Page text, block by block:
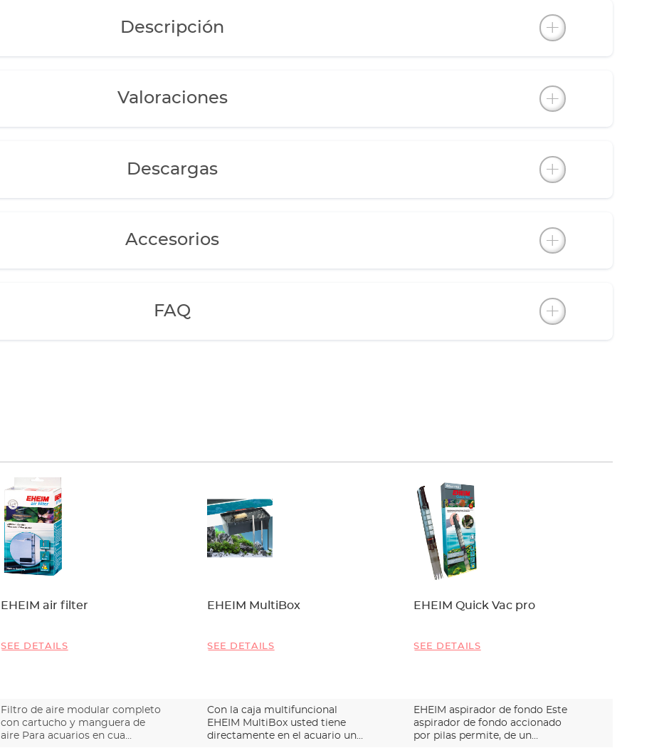
Descripción
Valoraciones
Descargas
Accesorios
FAQ
EHEIM air filter EHEIM MultiBox EHEIM Quick Vac pro
SEE DETAILS SEE DETAILS SEE DETAILS
Filtro de aire modular completo
con cartucho y manguera de
aire Para acuarios en cua…
Con la caja multifuncional
EHEIM MultiBox usted tiene
directamente en el acuario un…
EHEIM aspirador de fondo Este
aspirador de fondo accionado
por pilas permite, de un…